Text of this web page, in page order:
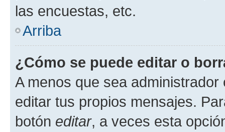
las encuestas, etc.
Arriba
¿Cómo se puede editar o
A menos que sea
editar tus propios mensajes.
botón editar, a veces esta